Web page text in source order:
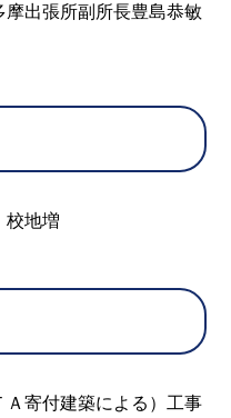
出張所副所長豊島恭敏
校地増
寄付建築による）工事